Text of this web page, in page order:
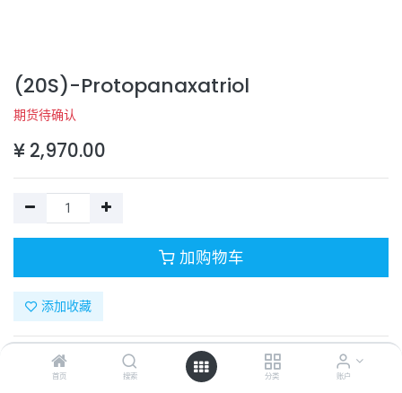
首页 搜索 分类 账户
(20S)-Protopanaxatriol
期货待确认
¥ 2,970.00
加购物车
添加收藏
目录号：T2810
计量单位：